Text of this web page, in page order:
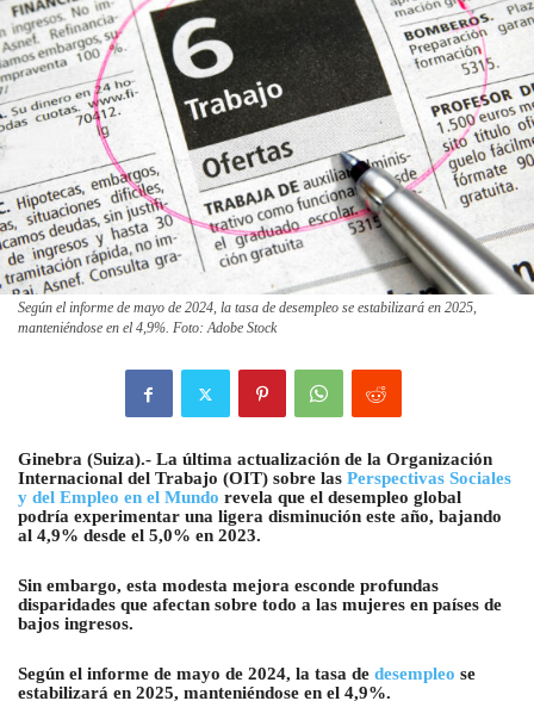
Según el informe de mayo de 2024, la tasa de desempleo se estabilizará en 2025,
manteniéndose en el 4,9%. Foto: Adobe Stock
Ginebra (Suiza).- La última actualización de la Organización
Internacional del Trabajo (OIT) sobre las Perspectivas Sociales
y del Empleo en el Mundo revela que el desempleo global
podría experimentar una ligera disminución este año, bajando
al 4,9% desde el 5,0% en 2023.
Sin embargo, esta modesta mejora esconde profundas
disparidades que afectan sobre todo a las mujeres en países de
bajos ingresos.
Según el informe de mayo de 2024, la tasa de desempleo se
estabilizará en 2025, manteniéndose en el 4,9%.